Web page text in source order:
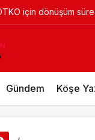
zincir
Gündem Köşe